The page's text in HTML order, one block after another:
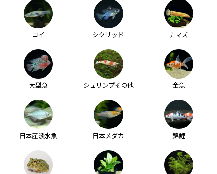
コイ シクリッド ナマズ
大型魚 シュリンプその他 金魚
日本産淡水魚 日本メダカ 錦鯉